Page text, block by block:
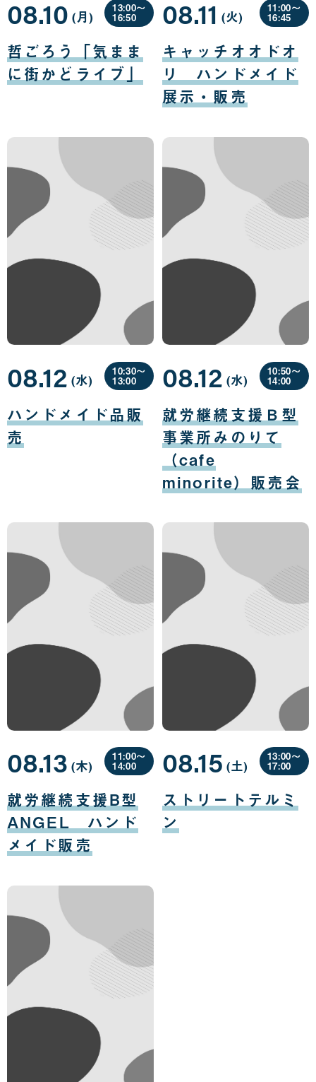
哲ごろう「気まま
に街かどライブ」
08.10
月
10
日
(月曜
日
)
13:00〜
16:50
キャッチオオドオ
リ ハンドメイド
展示・販売
08.11
月
11
日
(火曜
日
)
11:00〜
16:45
ハンドメイド品販
売
08.12
月
12
日
(水曜
日
)
10:30〜
13:00
就労継続支援Ｂ型
事業所みのりて
（cafe
minorite）販売会
08.12
月
12
日
(水曜
日
)
10:50〜
14:00
就労継続支援B型
ANGEL ハンド
メイド販売
08.13
月
13
日
(木曜
日
)
11:00〜
14:00
ストリートテルミ
ン
08.15
月
15
日
(土曜
日
)
13:00〜
17:00